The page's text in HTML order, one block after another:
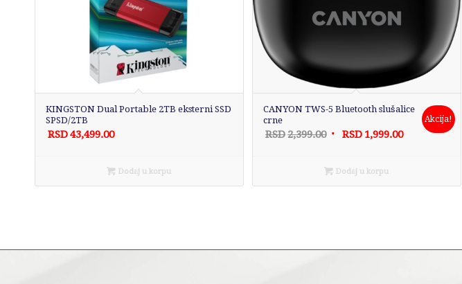
KINGSTON Dual Portable 2TB eksterni SSD
SPSD/2TB
RSD43,499.00
Dodaj u korpu
CANYON TWS-5 Bluetooth slušalice
crne
RSD2,399.00 Originalna
je
bila:
RSD 1,999.00Trenutna
RSD1,999.00.
Akcija!
Dodaj u korpu